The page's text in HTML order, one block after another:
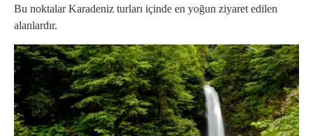
Bu noktalar Karadeniz turları içinde en yoğun ziyaret edilen
alanlardır.